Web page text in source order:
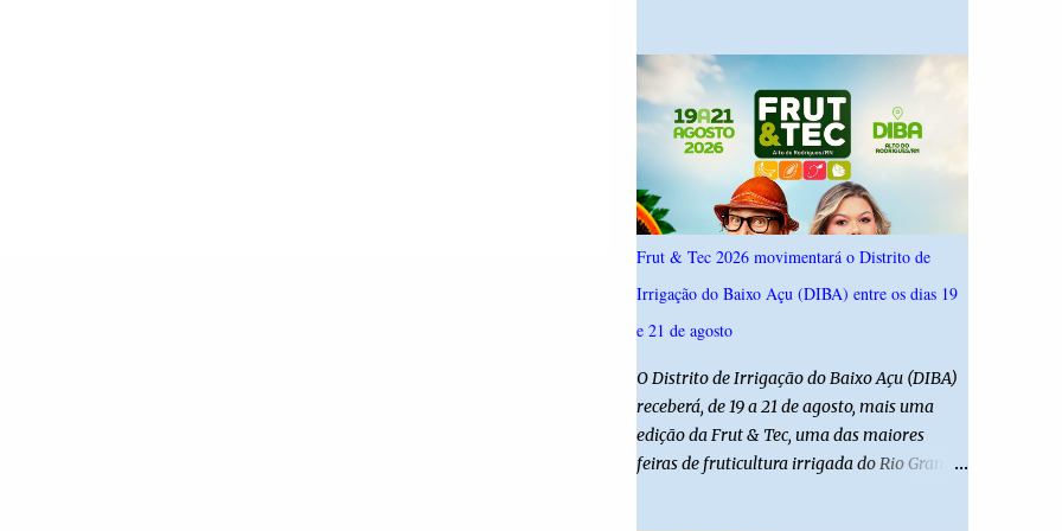
nota, a Polícia Militar manifestou
solidariedade à vítima e aos familiares e
destacou q...
somaram 6,4% e outros 43,8% não
souberam responder. A pesquisa IPSsensus
ouviu 1.500 eleitores em todas as regiões do
Rio Grande do Norte entre os dias 18 e 22 de
junho de 2026. O levantamento possui
margem de erro de 2,5 pontos percentuais e
nível de confiança de 95%. Registro no TSE:
RN-09520/2026
Frut & Tec 2026 movimentará o Distrito de
Irrigação do Baixo Açu (DIBA) entre os dias 19
e 21 de agosto
O Distrito de Irrigação do Baixo Açu (DIBA)
receberá, de 19 a 21 de agosto, mais uma
edição da Frut & Tec, uma das maiores
feiras de fruticultura irrigada do Rio Grande